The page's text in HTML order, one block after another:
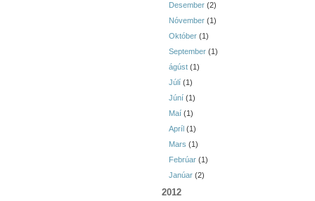
Desember (2)
Nóvember (1)
Október (1)
September (1)
ágúst (1)
Júlí (1)
Júní (1)
Maí (1)
Apríl (1)
Mars (1)
Febrúar (1)
Janúar (2)
2012